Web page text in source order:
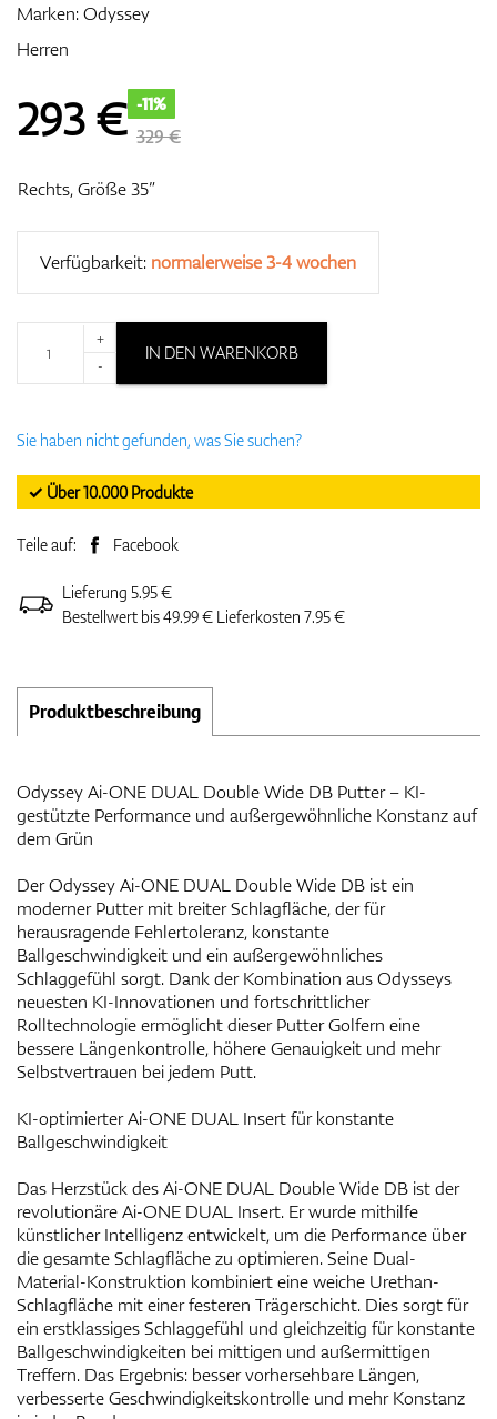
Entfernungsmesser & GPS
Marken:Odyssey
Herren
293€ -11%
329 €
Rechts, Größe 35”
Verfügbarkeit: normalerweise 3-4 wochen
+
-
IN DEN WARENKORB
Sie haben nicht gefunden, was Sie suchen?
✓ Über 10.000 Produkte
Teile auf: Facebook
Lieferung 5.95 €
Bestellwert bis 49.99 € Lieferkosten 7.95 €
Produktbeschreibung
Odyssey Ai-ONE DUAL Double Wide DB Putter – KI-
gestützte Performance und außergewöhnliche Konstanz auf
dem Grün
Der Odyssey Ai-ONE DUAL Double Wide DB ist ein
moderner Putter mit breiter Schlagfläche, der für
herausragende Fehlertoleranz, konstante
Ballgeschwindigkeit und ein außergewöhnliches
Schlaggefühl sorgt. Dank der Kombination aus Odysseys
neuesten KI-Innovationen und fortschrittlicher
Rolltechnologie ermöglicht dieser Putter Golfern eine
bessere Längenkontrolle, höhere Genauigkeit und mehr
Selbstvertrauen bei jedem Putt.
KI-optimierter Ai-ONE DUAL Insert für konstante
Ballgeschwindigkeit
Das Herzstück des Ai-ONE DUAL Double Wide DB ist der
revolutionäre Ai-ONE DUAL Insert. Er wurde mithilfe
künstlicher Intelligenz entwickelt, um die Performance über
die gesamte Schlagfläche zu optimieren. Seine Dual-
Material-Konstruktion kombiniert eine weiche Urethan-
Schlagfläche mit einer festeren Trägerschicht. Dies sorgt für
ein erstklassiges Schlaggefühl und gleichzeitig für konstante
Ballgeschwindigkeiten bei mittigen und außermittigen
Treffern. Das Ergebnis: besser vorhersehbare Längen,
verbesserte Geschwindigkeitskontrolle und mehr Konstanz